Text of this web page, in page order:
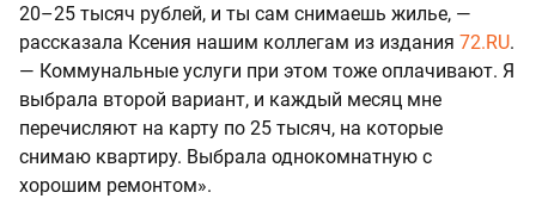
20–25 тысяч рублей, и ты сам снимаешь жилье, —
рассказала Ксения нашим коллегам из издания 72.RU.
— Коммунальные услуги при этом тоже оплачивают. Я
выбрала второй вариант, и каждый месяц мне
перечисляют на карту по 25 тысяч, на которые
снимаю квартиру. Выбрала однокомнатную с
хорошим ремонтом».